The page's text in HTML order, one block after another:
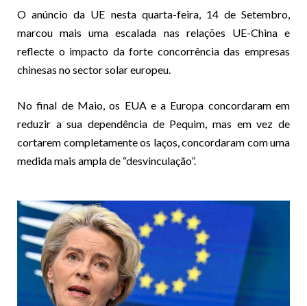
O anúncio da UE nesta quarta-feira, 14 de Setembro,
marcou mais uma escalada nas relações UE-China e
reflecte o impacto da forte concorrência das empresas
chinesas no sector solar europeu.
No final de Maio, os EUA e a Europa concordaram em
reduzir a sua dependência de Pequim, mas em vez de
cortarem completamente os laços, concordaram com uma
medida mais ampla de “desvinculação”.